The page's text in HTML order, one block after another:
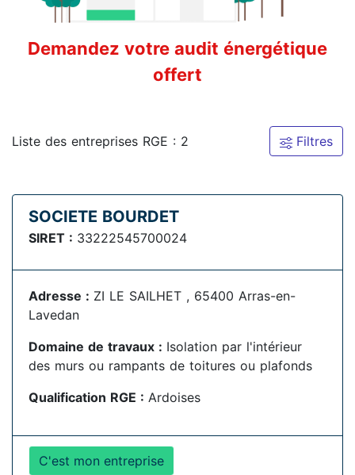
Demandez votre audit énergétique
offert
Liste des entreprises RGE : 2 Filtres
SOCIETE BOURDET
SIRET : 33222545700024
Adresse : ZI LE SAILHET , 65400 Arras-en-
Lavedan
Domaine de travaux : Isolation par l'intérieur
des murs ou rampants de toitures ou plafonds
Qualification RGE : Ardoises
C'est mon entreprise